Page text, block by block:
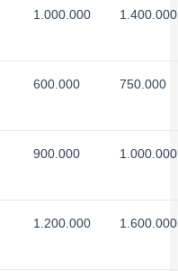
1.000.000 1.400.000
600.000 750.000
900.000 1.000.000
1.200.000 1.600.000